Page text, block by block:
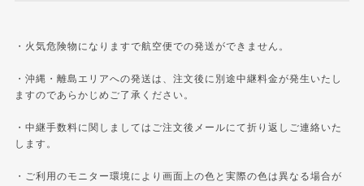
・火気危険物になりますで航空便での発送ができません。
・沖縄・離島エリアへの発送は、注文後に別途中継料金が発生いたし
ますのであらかじめご了承ください。
・中継手数料に関しましてはご注文後メールにて折り返しご連絡いた
します。
・ご利用のモニター環境により画面上の色と実際の色は異なる場合が